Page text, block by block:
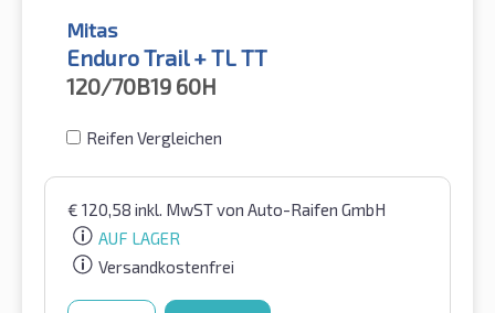
Mitas
Enduro Trail + TL TT
120/70B19 60H
Reifen Vergleichen
€ 120,58 inkl. MwSTvon Auto-Raifen GmbH
AUF LAGER
Versandkostenfrei